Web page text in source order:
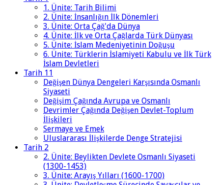
1. Ünite: Tarih Bilimi
2. Ünite: İnsanlığın İlk Dönemleri
3. Ünite: Orta Çağ'da Dünya
4. Ünite: İlk ve Orta Çağlarda Türk Dünyası
5. Ünite: İslam Medeniyetinin Doğuşu
6. Ünite: Türklerin İslamiyeti Kabulu ve İlk Türk
İslam Devletleri
Tarih 11
Değişen Dünya Dengeleri Karşısında Osmanlı
Siyaseti
Değişim Çağında Avrupa ve Osmanlı
Devrimler Çağında Değişen Devlet-Toplum
İlişkileri
Sermaye ve Emek
Uluslararası İlişkilerde Denge Stratejisi
Tarih 2
2. Ünite: Beylikten Devlete Osmanlı Siyaseti
(1300-1453)
3. Ünite: Arayış Yılları (1600-1700)